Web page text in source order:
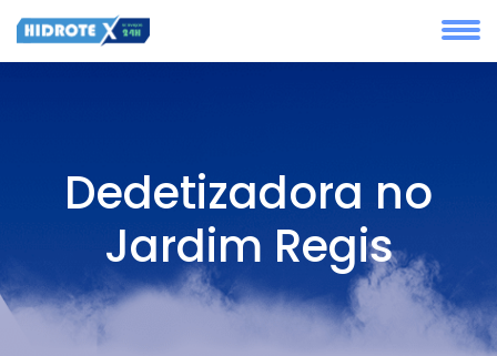
Dedetizadora no
Jardim Regis